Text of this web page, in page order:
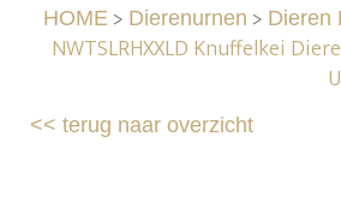
HOME> Dierenurnen > Dieren
NWTSLRHXXLD Knuffelkei
<<terug naar overzicht